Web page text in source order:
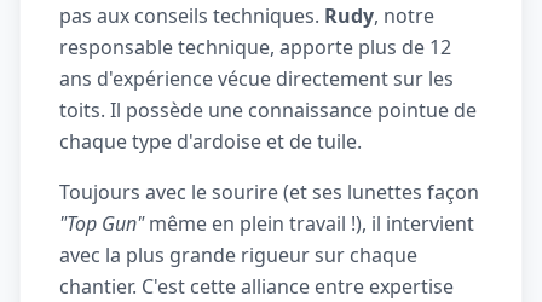
pas aux conseils techniques. Rudy, notre
responsable technique, apporte plus de 12
ans d'expérience vécue directement sur les
toits. Il possède une connaissance pointue de
chaque type d'ardoise et de tuile.
Toujours avec le sourire (et ses lunettes façon
"Top Gun"même en plein travail !), il intervient
avec la plus grande rigueur sur chaque
chantier. C'est cette alliance entre expertise